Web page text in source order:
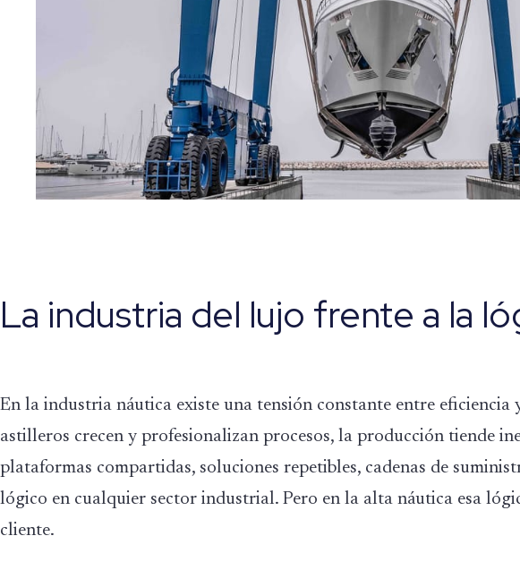
La industria del lujo frente a la
En la industria náutica existe una tensión constante entre eficiencia
astilleros crecen y profesionalizan procesos, la producción tiende
plataformas compartidas, soluciones repetibles, cadenas de
lógico en cualquier sector industrial. Pero en la alta náutica esa
cliente.